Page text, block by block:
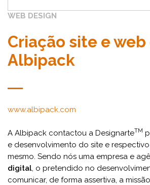
WEB DESIGN
Criação site e
Albipack
www.albipack.com
A Albipack contactou a DesignarteTM
e desenvolvimento do site e respectivo
mesmo. Sendo nós uma empresa e
digital, o pretendido no
comunicar, de forma assertiva, a